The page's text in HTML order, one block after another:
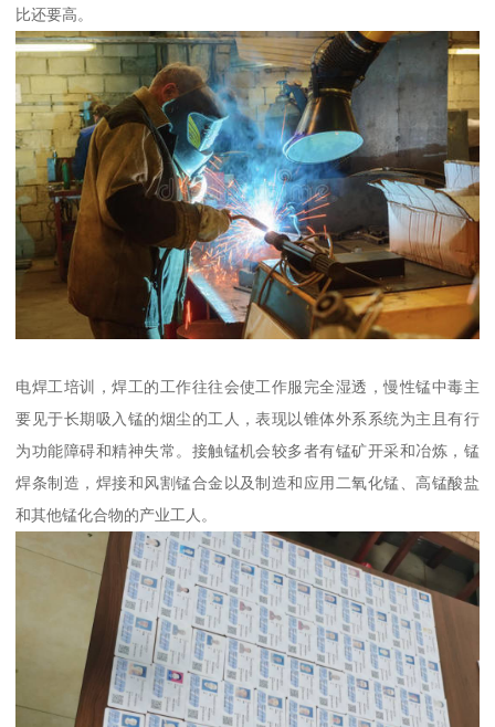
比还要高。
电焊工培训，焊工的工作往往会使工作服完全湿透，慢性锰中毒主
要见于长期吸入锰的烟尘的工人，表现以锥体外系系统为主且有行
为功能障碍和精神失常。接触锰机会较多者有锰矿开采和冶炼，锰
焊条制造，焊接和风割锰合金以及制造和应用二氧化锰、高锰酸盐
和其他锰化合物的产业工人。